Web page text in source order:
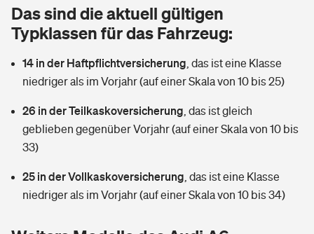
Tools
Wer versichert was: Jetzt Versicherer finden
Sie haben Fragen?
Glasversicherung
Mietkautionsversicherung
Restkreditversicherung
Kinderunfall­ver­si­che­rung
Kinderinvalidität
Reiseversicherung
Hundehalter-Haftpflicht
Dread-Disease-Versicherung
Tierkrankenversicherung
Tools
Wer versichert was: Jetzt Versicherer finden
Sie haben Fragen?
Das sind die aktuell gültigen
Typklassen für das Fahrzeug:
14 in der Haftpflichtversicherung das ist eine Klasse
niedriger als im Vorjahr (auf einer Skala von 10 bis 25)
26 in der Teilkaskoversicherung das ist gleich
geblieben gegenüber Vorjahr (auf einer Skala von 10 bis
33)
25 in der Vollkaskoversicherung das ist eine Klasse
niedriger als im Vorjahr (auf einer Skala von 10 bis 34)